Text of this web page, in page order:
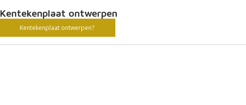
Kentekenplaat ontwerpen
Kentekenplaat ontwerpen?